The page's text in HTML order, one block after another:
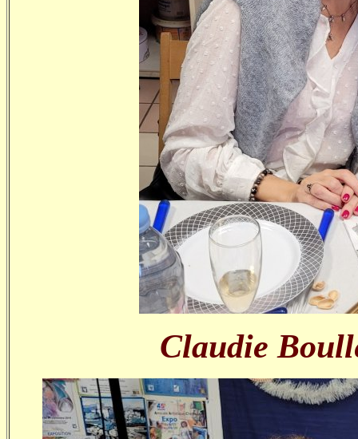
Claudie